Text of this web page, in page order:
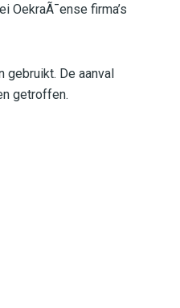
OekraÃ¯ense firma’s
gebruikt. De aanval
getroffen.